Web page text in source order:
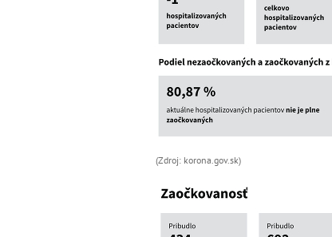
(Zdroj: korona.gov.sk)